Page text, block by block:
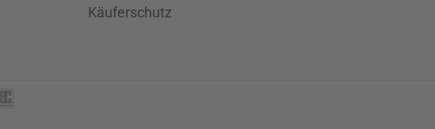
Käuferschutz